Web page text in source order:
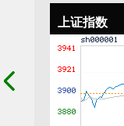
上证指数